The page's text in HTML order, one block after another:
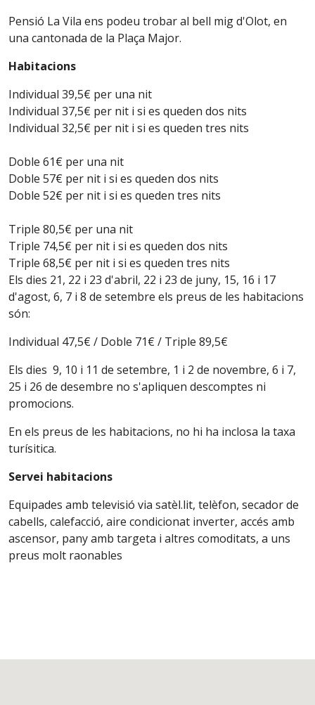
Pensió La Vila ens podeu trobar al bell mig d'Olot, en
una cantonada de la Plaça Major.
Habitacions
Individual 39,5€ per una nit
Individual 37,5€ per nit i si es queden dos nits
Individual 32,5€ per nit i si es queden tres nits
Doble 61€ per una nit
Doble 57€ per nit i si es queden dos nits
Doble 52€ per nit i si es queden tres nits
Triple 80,5€ per una nit
Triple 74,5€ per nit i si es queden dos nits
Triple 68,5€ per nit i si es queden tres nits
Els dies 21, 22 i 23 d'abril, 22 i 23 de juny, 15, 16 i 17
d'agost, 6, 7 i 8 de setembre els preus de les habitacions
són:
Individual 47,5€ / Doble 71€ / Triple 89,5€
Els dies 9, 10 i 11 de setembre, 1 i 2 de novembre, 6 i 7,
25 i 26 de desembre no s'apliquen descomptes ni
promocions.
En els preus de les habitacions, no hi ha inclosa la taxa
turísitica.
Servei habitacions
Equipades amb televisió via satèl.lit, telèfon, secador de
cabells, calefacció, aire condicionat inverter, accés amb
ascensor, pany amb targeta i altres comoditats, a uns
preus molt raonables